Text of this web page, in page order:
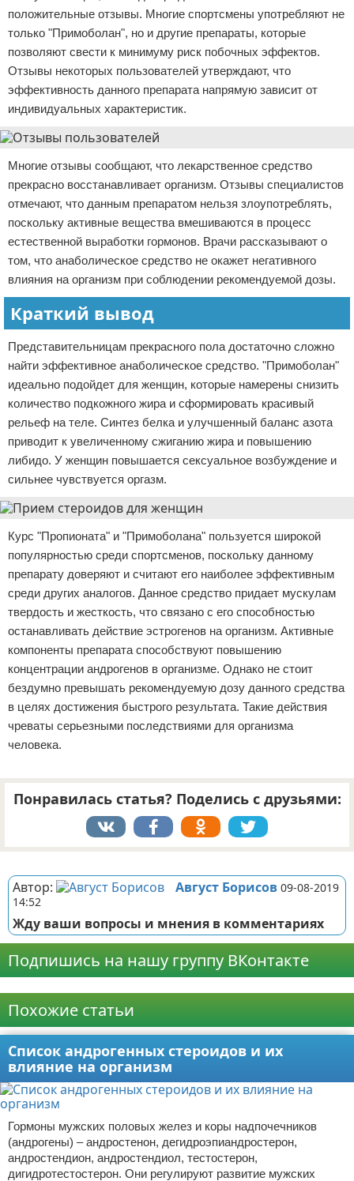
положительные отзывы. Многие спортсмены употребляют не
только "Примоболан", но и другие препараты, которые
позволяют свести к минимуму риск побочных эффектов.
Отзывы некоторых пользователей утверждают, что
эффективность данного препарата напрямую зависит от
индивидуальных характеристик.
Многие отзывы сообщают, что лекарственное средство
прекрасно восстанавливает организм. Отзывы специалистов
отмечают, что данным препаратом нельзя злоупотреблять,
поскольку активные вещества вмешиваются в процесс
естественной выработки гормонов. Врачи рассказывают о
том, что анаболическое средство не окажет негативного
влияния на организм при соблюдении рекомендуемой дозы.
Краткий вывод
Представительницам прекрасного пола достаточно сложно
найти эффективное анаболическое средство. "Примоболан"
идеально подойдет для женщин, которые намерены снизить
количество подкожного жира и сформировать красивый
рельеф на теле. Синтез белка и улучшенный баланс азота
приводит к увеличенному сжиганию жира и повышению
либидо. У женщин повышается сексуальное возбуждение и
сильнее чувствуется оргазм.
Курс "Пропионата" и "Примоболана" пользуется широкой
популярностью среди спортсменов, поскольку данному
препарату доверяют и считают его наиболее эффективным
среди других аналогов. Данное средство придает мускулам
твердость и жесткость, что связано с его способностью
останавливать действие эстрогенов на организм. Активные
компоненты препарата способствуют повышению
концентрации андрогенов в организме. Однако не стоит
бездумно превышать рекомендуемую дозу данного средства
в целях достижения быстрого результата. Такие действия
чреваты серьезными последствиями для организма
человека.
Понравилась статья? Поделись с друзьями:
Автор: Август Борисов 09-08-2019
14:52
Жду ваши вопросы и мнения в комментариях
Подпишись на нашу группу ВКонтакте
Похожие статьи
Список андрогенных стероидов и их
влияние на организм
Гормоны мужских половых желез и коры надпочечников
(андрогены) – андростенон, дегидроэпиандростерон,
андростендион, андростендиол, тестостерон,
дигидротестостерон. Они регулируют развитие мужских